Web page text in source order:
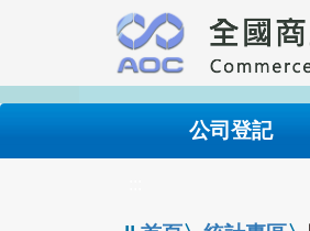
要
內
公司登記